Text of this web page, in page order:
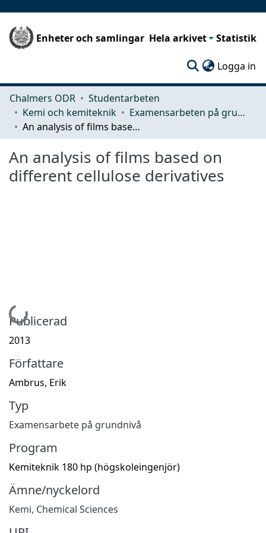
Enheter och samlingar Hela arkivet Statistik
Logga in
Chalmers ODR
Studentarbeten
Kemi och kemiteknik
Examensarbeten på grundnivå
An analysis of films based on different cellulose derivatives
An analysis of films based on
different cellulose derivatives
Hämtar...
Publicerad
2013
Författare
Ambrus, Erik
Typ
Examensarbete på grundnivå
Program
Kemiteknik 180 hp (högskoleingenjör)
Ämne/nyckelord
Kemi, Chemical Sciences